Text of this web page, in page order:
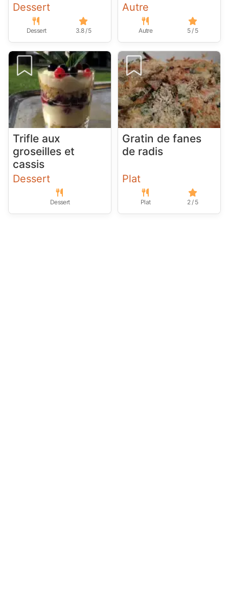
Dessert
Dessert 3.8 / 5
Autre
Autre 5 / 5
Trifle aux
groseilles et
cassis
Dessert
Dessert
Gratin de fanes
de radis
Plat
Plat 2 / 5